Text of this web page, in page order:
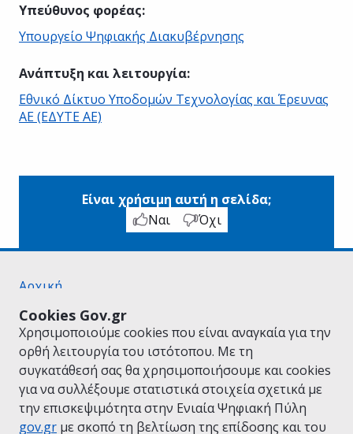
Cookies Gov.gr
Χρησιμοποιούμε cookies που είναι αναγκαία για την
ορθή λειτουργία του ιστότοπου. Με τη
συγκατάθεσή σας θα χρησιμοποιήσουμε και cookies
για να συλλέξουμε στατιστικά στοιχεία σχετικά με
την επισκεψιμότητα στην Ενιαία Ψηφιακή Πύλη
gov.gr με σκοπό τη βελτίωση της επίδοσης και του
Υπεύθυνος φορέας:
Υπουργείο Ψηφιακής Διακυβέρνησης
Ανάπτυξη και λειτουργία:
Εθνικό Δίκτυο Υποδομών Τεχνολογίας και Έρευνας
ΑΕ (ΕΔΥΤΕ ΑΕ)
Είναι χρήσιμη αυτή η σελίδα;
Ναι
Όχι
Αρχική
Όροι Χρήσης
Πολιτική Απορρήτου
Δήλωση προσβασιμότητας
Πολιτική cookies
Προτάσεις για το gov.gr
Υλοποίηση από το Υπουργείο Ψηφιακής